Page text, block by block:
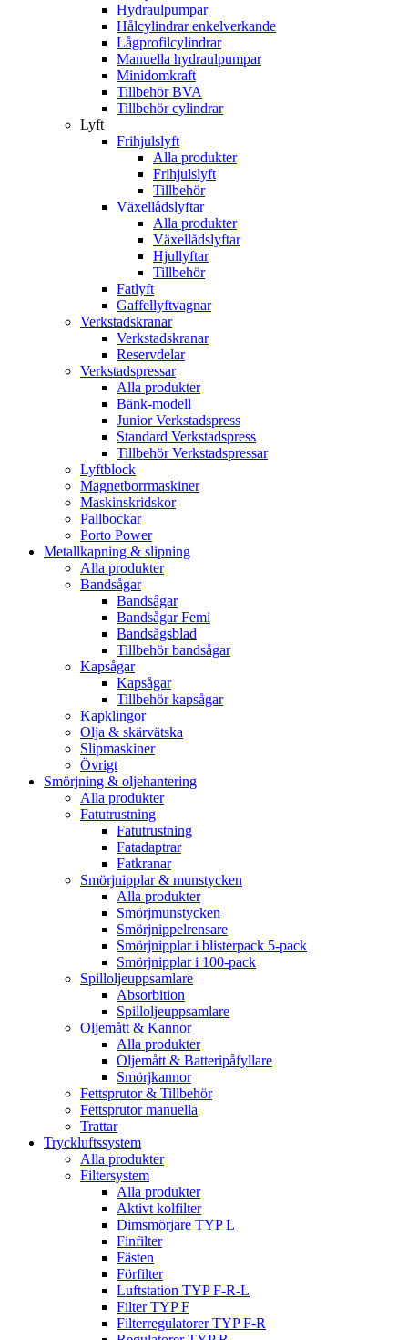
Hydraulpumpar
Hålcylindrar enkelverkande
Lågprofilcylindrar
Manuella hydraulpumpar
Minidomkraft
Tillbehör BVA
Tillbehör cylindrar
Lyft
Frihjulslyft
Alla produkter
Frihjulslyft
Tillbehör
Växellådslyftar
Alla produkter
Växellådslyftar
Hjullyftar
Tillbehör
Fatlyft
Gaffellyftvagnar
Verkstadskranar
Verkstadskranar
Reservdelar
Verkstadspressar
Alla produkter
Bänk-modell
Junior Verkstadspress
Standard Verkstadspress
Tillbehör Verkstadspressar
Lyftblock
Magnetborrmaskiner
Maskinskridskor
Pallbockar
Porto Power
Metallkapning & slipning
Alla produkter
Bandsågar
Bandsågar
Bandsågar Femi
Bandsågsblad
Tillbehör bandsågar
Kapsågar
Kapsågar
Tillbehör kapsågar
Kapklingor
Olja & skärvätska
Slipmaskiner
Övrigt
Smörjning & oljehantering
Alla produkter
Fatutrustning
Fatutrustning
Fatadaptrar
Fatkranar
Smörjnipplar & munstycken
Alla produkter
Smörjmunstycken
Smörjnippelrensare
Smörjnipplar i blisterpack 5-pack
Smörjnipplar i 100-pack
Spilloljeuppsamlare
Absorbition
Spilloljeuppsamlare
Oljemått & Kannor
Alla produkter
Oljemått & Batteripåfyllare
Smörjkannor
Fettsprutor & Tillbehör
Fettsprutor manuella
Trattar
Tryckluftssystem
Alla produkter
Filtersystem
Alla produkter
Aktivt kolfilter
Dimsmörjare TYP L
Finfilter
Fästen
Förfilter
Luftstation TYP F-R-L
Filter TYP F
Filterregulatorer TYP F-R